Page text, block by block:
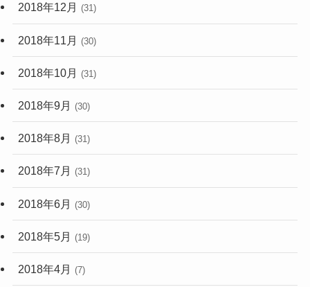
2018年12月 (31)
2018年11月 (30)
2018年10月 (31)
2018年9月 (30)
2018年8月 (31)
2018年7月 (31)
2018年6月 (30)
2018年5月 (19)
2018年4月 (7)